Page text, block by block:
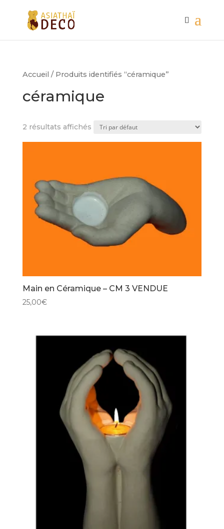
Accueil / Produits identifiés “céramique”
céramique
2 résultats affichés
Main en Céramique – CM 3 VENDUE
25,00€